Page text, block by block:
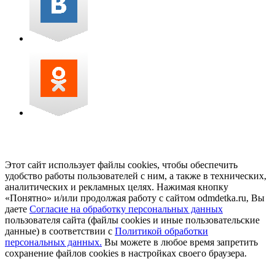
Этот сайт использует файлы cookies, чтобы обеспечить
удобство работы пользователей с ним, а также в технических,
аналитических и рекламных целях. Нажимая кнопку
«Понятно» и/или продолжая работу с сайтом odmdetka.ru, Вы
даете Согласие на обработку персональных данных
пользователя сайта (файлы cookies и иные пользовательские
данные) в соответствии с Политикой обработки
персональных данных. Вы можете в любое время запретить
сохранение файлов cookies в настройках своего браузера.